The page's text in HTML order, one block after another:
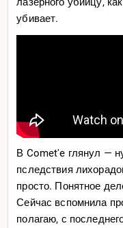
ты хуев
убивает.
В Comet'e глянул —
пследствия
просто. Понятное
Сейчас вспомнила
полагаю, с